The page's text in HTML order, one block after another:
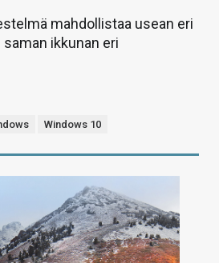
mahdollistaa usean eri
ikkunan eri
Windows 10